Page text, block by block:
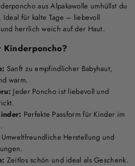
aus Alpakawolle umhüllst du
für kalte Tage – liebevoll
herrlich weich auf der Haut.
Kinderponcho?
Sanft zu empfindlicher Babyhaut,
warm.
Jeder Poncho ist liebevoll und
Perfekte Passform für Kinder im
Umweltfreundliche Herstellung und
Zeitlos schön und ideal als Geschenk.